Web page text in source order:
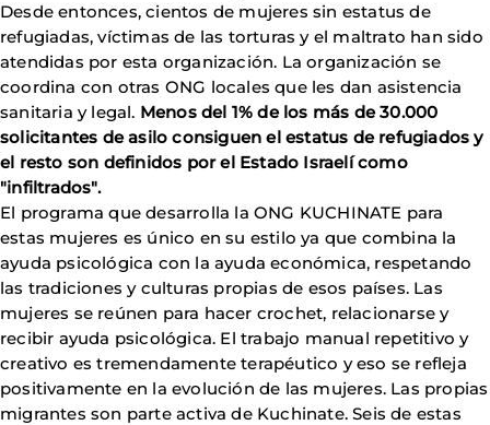
Desde entonces, cientos de mujeres sin estatus de
refugiadas, víctimas de las torturas y el maltrato han sido
atendidas por esta organización. La organización se
coordina con otras ONG locales que les dan asistencia
sanitaria y legal. Menos del 1% de los más de 30.000
solicitantes de asilo consiguen el estatus de refugiados y
el resto son definidos por el Estado Israelí como
"infiltrados".
El programa que desarrolla la ONG KUCHINATE para
estas mujeres es único en su estilo ya que combina la
ayuda psicológica con la ayuda económica, respetando
las tradiciones y culturas propias de esos países. Las
mujeres se reúnen para hacer crochet, relacionarse y
recibir ayuda psicológica. El trabajo manual repetitivo y
creativo es tremendamente terapéutico y eso se refleja
positivamente en la evolución de las mujeres. Las propias
migrantes son parte activa de Kuchinate. Seis de estas